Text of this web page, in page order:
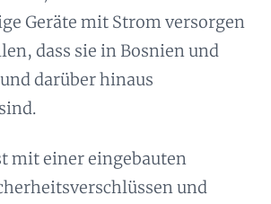
Geräte mit Strom versorgen
dass sie in Bosnien und
darüber hinaus
mit einer eingebauten
und